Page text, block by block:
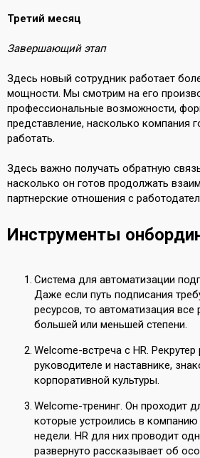
Третий месяц
Завершающий этап
Здесь новый сотрудник работает
мощности. Мы смотрим на его
профессиональные возможности,
представление, насколько компания
работать.
Здесь важно получать обратную
насколько он готов продолжать
партнерские отношения с
Инструменты
Система для автоматизации
Даже если путь подписания
ресурсов, то автоматизация
большей или меньшей степени.
Welcome-встреча с HR.
руководителе и наставнике,
корпоративной культуры.
Welcome-тренинг. Он проходит
которые устроились в
недели. HR для них проводит
развернуто рассказывает об